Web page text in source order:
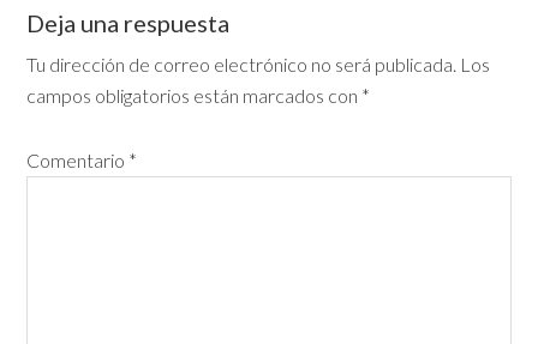
Deja una respuesta
Tu dirección de correo electrónico no será publicada. Los
campos obligatorios están marcados con *
Comentario *